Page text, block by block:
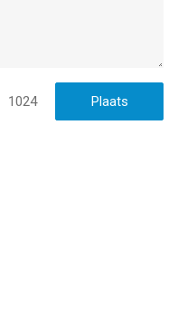
1024